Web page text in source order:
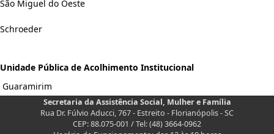
São Miguel do Oeste
Schroeder
Unidade Pública de Acolhimento Institucional
Guaramirim
Secretaria da Assistência Social, Mulher e Família
Rua Dr. Fúlvio Aducci, 767 - Estreito - Florianópolis - SC
CEP: 88.075-001 / Tel: (48) 3664-0962